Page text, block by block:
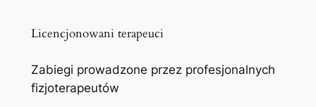
Licencjonowani terapeuci
Zabiegi prowadzone przez profesjonalnych
fizjoterapeutów